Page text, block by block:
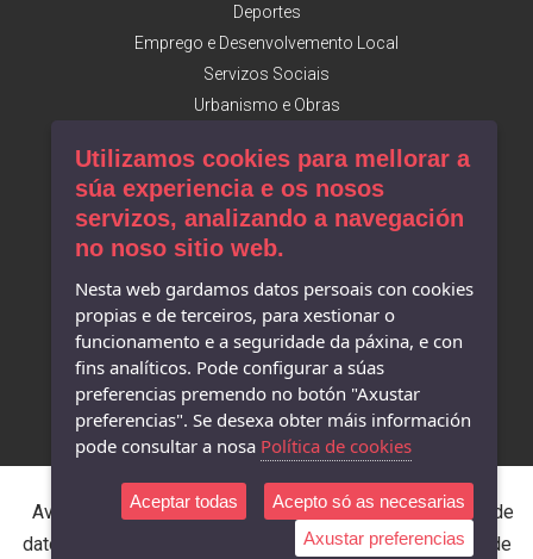
Deportes
Emprego e Desenvolvemento Local
Servizos Sociais
Urbanismo e Obras
Facebook
Concello de Camariñas
Mostra do Encaixe
A. Desenvolvemento Local
Museo do Encaixe
Museo Man de Camelle
Aviso legal Accesibilidade
Política de protección de
datos
Rexistro de actividades de
Utilizamos cookies para mellorar a
súa experiencia e os nosos
servizos, analizando a navegación
no noso sitio web.
Nesta web gardamos datos persoais con cookies
propias e de terceiros, para xestionar o
funcionamento e a seguridade da páxina, e con
fins analíticos. Pode configurar a súas
preferencias premendo no botón "Axustar
preferencias". Se desexa obter máis información
pode consultar a nosa Política de cookies
Aceptar todas
Acepto só as necesarias
Axustar preferencias